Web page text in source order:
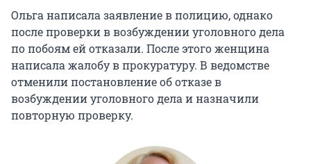
Ольга написала заявление в полицию, однако
после проверки в возбуждении уголовного дела
по побоям ей отказали. После этого женщина
написала жалобу в прокуратуру. В ведомстве
отменили постановление об отказе в
возбуждении уголовного дела и назначили
повторную проверку.